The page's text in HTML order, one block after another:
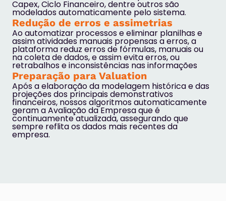
Capex, Ciclo Financeiro, dentre outros são
modelados automaticamente pelo sistema.
Redução de erros e assimetrias
Ao automatizar processos e eliminar planilhas e
assim atividades manuais propensas a erros, a
plataforma reduz erros de fórmulas, manuais ou
na coleta de dados, e assim evita erros, ou
retrabalhos e inconsistências nas informações
Preparação para Valuation
Após a elaboração da modelagem histórica e das
projeções dos principais demonstrativos
financeiros, nossos algoritmos automaticamente
geram a Avaliação da Empresa que é
continuamente atualizada, assegurando que
sempre reflita os dados mais recentes da
empresa.